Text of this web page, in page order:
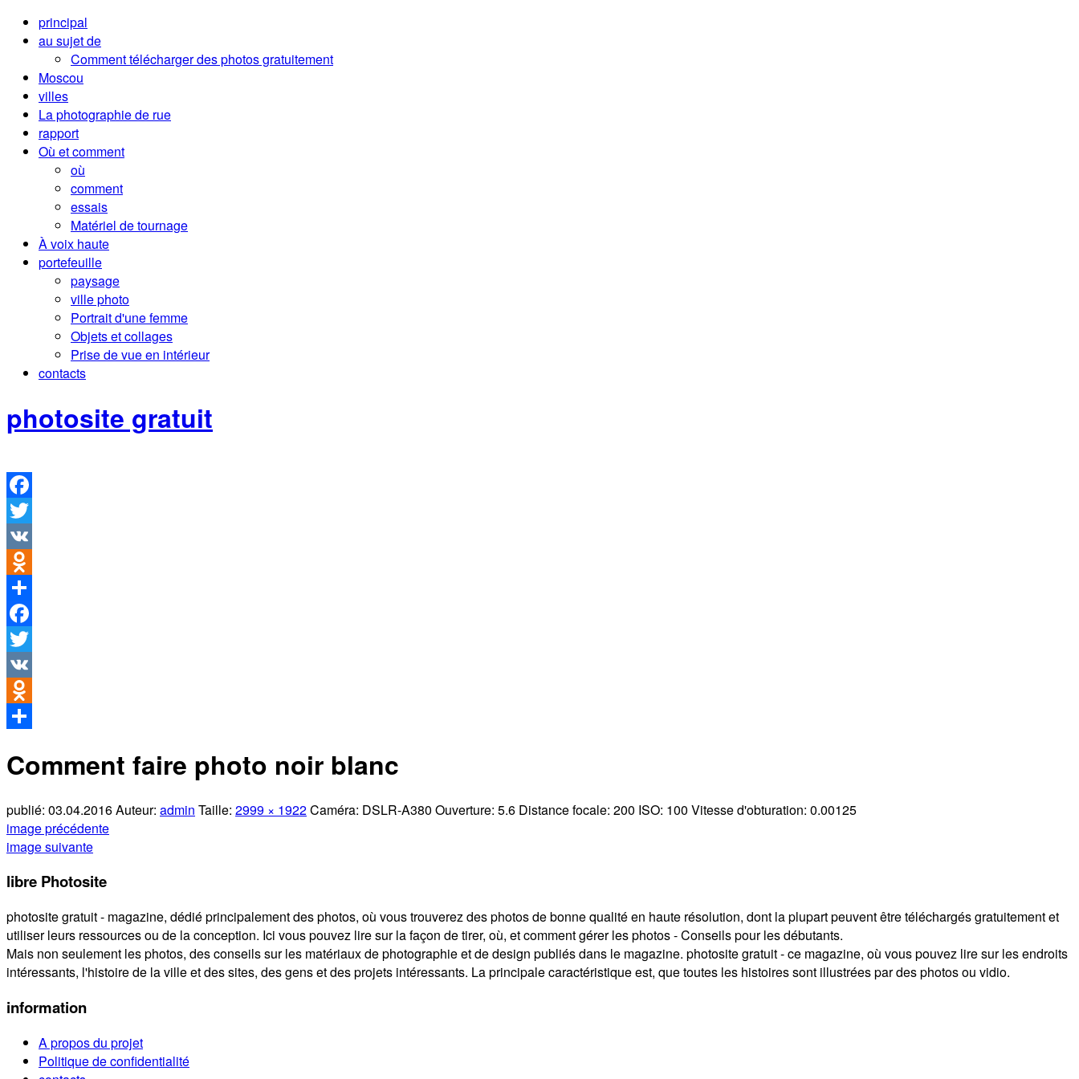
principal
au sujet de
Comment télécharger des photos gratuitement
Moscou
villes
La photographie de rue
rapport
Où et comment
où
comment
essais
Matériel de tournage
À voix haute
portefeuille
paysage
ville photo
Portrait d'une femme
Objets et collages
Prise de vue en intérieur
contacts
photosite gratuit
Facebook
Twitter
VK
Odnoklassniki
Partager
Facebook
Twitter
VK
Odnoklassniki
Comment faire photo noir blanc
publié: 03.04.2016Auteur: admin Taille: 2999 × 1922Caméra: DSLR-A380 Ouverture: 5.6 Distance focale: 200 ISO: 100 Vitesse d'obturation: 0.00125
image précédente
image suivante
libre Photosite
photosite gratuit - magazine, dédié principalement des photos, où vous trouverez des photos de bonne qualité en haute résolution, dont la plupart peuvent être téléchargés gratuitement et
utiliser leurs ressources ou de la conception. Ici vous pouvez lire sur la façon de tirer, où, et comment gérer les photos - Conseils pour les débutants.
Mais non seulement les photos, des conseils sur les matériaux de photographie et de design publiés dans le magazine. photosite gratuit - ce magazine, où vous pouvez lire sur les endroits
intéressants, l'histoire de la ville et des sites, des gens et des projets intéressants. La principale caractéristique est, que toutes les histoires sont illustrées par des photos ou vidio.
information
A propos du projet
Politique de confidentialité